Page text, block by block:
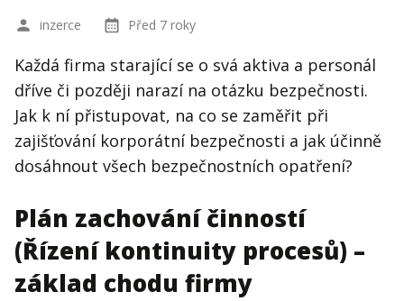
Kontakt
Obchodní podmínky
Hledaná fráze Hledat
inzerce Před 7 roky
Každá firma starající se o svá aktiva a personál
dříve či později narazí na otázku bezpečnosti.
Jak k ní přistupovat, na co se zaměřit při
zajišťování korporátní bezpečnosti a jak účinně
dosáhnout všech bezpečnostních opatření?
Plán zachování činností
(Řízení kontinuity procesů) –
základ chodu firmy